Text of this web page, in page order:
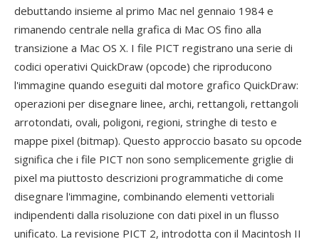
debuttando insieme al primo Mac nel gennaio 1984 e
rimanendo centrale nella grafica di Mac OS fino alla
transizione a Mac OS X. I file PICT registrano una serie di
codici operativi QuickDraw (opcode) che riproducono
l'immagine quando eseguiti dal motore grafico QuickDraw:
operazioni per disegnare linee, archi, rettangoli, rettangoli
arrotondati, ovali, poligoni, regioni, stringhe di testo e
mappe pixel (bitmap). Questo approccio basato su opcode
significa che i file PICT non sono semplicemente griglie di
pixel ma piuttosto descrizioni programmatiche di come
disegnare l'immagine, combinando elementi vettoriali
indipendenti dalla risoluzione con dati pixel in un flusso
unificato. La revisione PICT 2, introdotta con il Macintosh II